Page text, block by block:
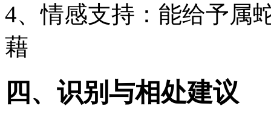
4、情感支持：能给予属
藉
四、识别与相处建议